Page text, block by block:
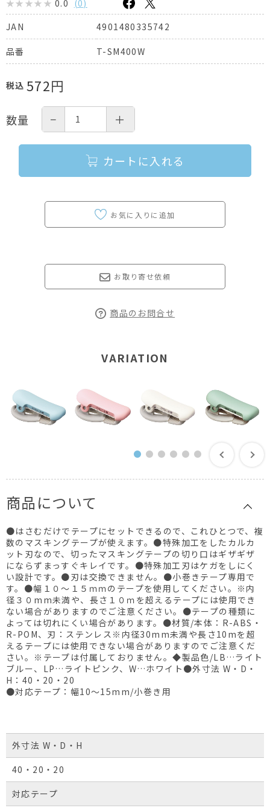
0.0 (0)
JAN
4901480335742
品番 T-SM400W
税込 572円
数量 − ＋
カートに入れる
お取り寄せ依頼
商品のお問合せ
VARIATION
商品について
●はさむだけでテープにセットできるので、これひとつで、複
数のマスキングテープが使えます。●特殊加工をしたカルカ
ット刃なので、切ったマスキングテープの切り口はギザギザ
にならずまっすぐキレイです。●特殊加工刃はケガをしにく
い設計です。●刃は交換できません。●小巻きテープ専用で
す。●幅１０～１５ｍｍのテープを使用してください。※内
径３０mm未満や、長さ１０ｍを超えるテープには使用でき
ない場合がありますのでご注意ください。●テープの種類に
よっては切れにくい場合があります。●材質/本体：R-ABS・
R-POM、刃：ステンレス※内径30mm未満や長さ10mを超
えるテープには使用できない場合がありますのでご注意くだ
さい。※テープは付属しておりません。◆製品色/LB…ライト
ブルー、LP…ライトピンク、W…ホワイト●外寸法 W・D・
H：40・20・20
●対応テープ：幅10～15mm/小巻き用
外寸法 W・D・H
40・20・20
対応テープ